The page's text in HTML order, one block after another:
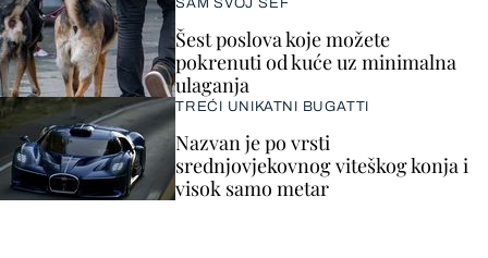
SAM SVOJ ŠEF
Šest poslova koje možete
pokrenuti od kuće uz minimalna
ulaganja
TREĆI UNIKATNI BUGATTI
Nazvan je po vrsti
srednjovjekovnog viteškog konja i
visok samo metar